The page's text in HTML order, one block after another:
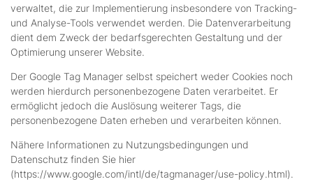
verwaltet, die zur Implementierung insbesondere von Tracking-
und Analyse-Tools verwendet werden. Die Datenverarbeitung
dient dem Zweck der bedarfsgerechten Gestaltung und der
Optimierung unserer Website.
Der Google Tag Manager selbst speichert weder Cookies noch
werden hierdurch personenbezogene Daten verarbeitet. Er
ermöglicht jedoch die Auslösung weiterer Tags, die
personenbezogene Daten erheben und verarbeiten können.
Nähere Informationen zu Nutzungsbedingungen und
Datenschutz finden Sie hier
(https://www.google.com/intl/de/tagmanager/use-policy.html).